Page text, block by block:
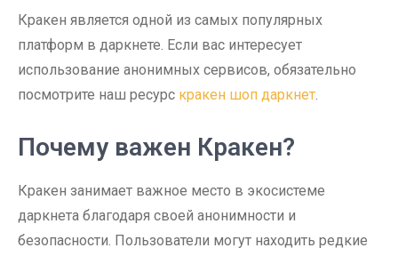
Кракен является одной из самых популярных
платформ в даркнете. Если вас интересует
использование анонимных сервисов, обязательно
посмотрите наш ресурс кракен шоп даркнет.
Почему важен Кракен?
Кракен занимает важное место в экосистеме
даркнета благодаря своей анонимности и
безопасности. Пользователи могут находить редкие